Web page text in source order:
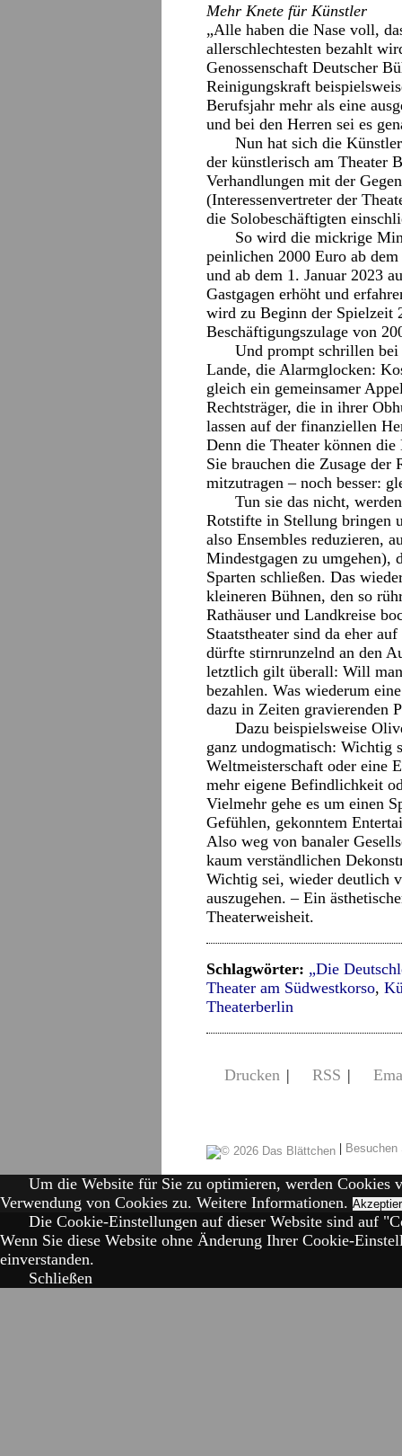
Mehr Knete für Künstler
„Alle haben die Nase voll,
allerschlechtesten bezahlt
Genossenschaft Deutscher
Reinigungskraft
Berufsjahr mehr als eine
und bei den Herren sei es
Nun hat sich die
der künstlerisch am Theater
Verhandlungen mit der
(Interessenvertreter der
die Solobeschäftigten
So wird die mickrige
peinlichen 2000 Euro ab
und ab dem 1. Januar 2023
Gastgagen erhöht und
wird zu Beginn der Spielzeit
Beschäftigungszulage von
Und prompt schrillen
Lande, die Alarmglocken:
gleich ein gemeinsamer
Rechtsträger, die in ihrer
lassen auf der finanziellen
Denn die Theater können
Sie brauchen die Zusage der
mitzutragen – noch besser:
Tun sie das nicht,
Rotstifte in Stellung bringen
also Ensembles reduzieren,
Mindestgagen zu umgehen),
Sparten schließen. Das
kleineren Bühnen, den so
Rathäuser und Landkreise
Staatstheater sind da eher
dürfte stirnrunzelnd an den
letztlich gilt überall: Will
bezahlen. Was wiederum
dazu in Zeiten gravierenden
Dazu beispielsweise
ganz undogmatisch: Wichtig
Weltmeisterschaft oder eine
mehr eigene Befindlichkeit
Vielmehr gehe es um einen
Gefühlen, gekonntem
Also weg von banaler
kaum verständlichen
Wichtig sei, wieder deutlich
auszugehen. – Ein
Theaterweisheit.
Schlagwörter: „Die
Theater am Südwestkorso,
Theaterberlin
Drucken | RSS |
|
Um die Website für Sie zu optimieren, werden Cookies
Verwendung von Cookies zu. Weitere Informationen.
Die Cookie-Einstellungen auf dieser Website sind auf
Wenn Sie diese Website ohne Änderung Ihrer Cookie-
einverstanden.
Schließen